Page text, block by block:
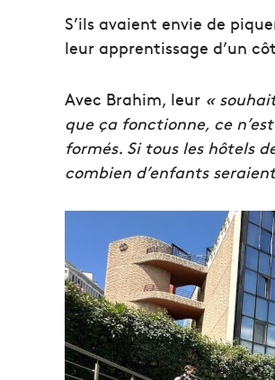
S’ils avaient envie de
leur apprentissage d’un
Avec Brahim, leur «
que ça fonctionne, ce
formés. Si tous les hôtels
combien d’enfants